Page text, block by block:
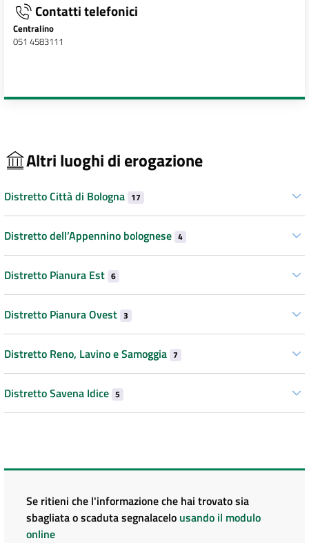
Contatti telefonici
Centralino
051 4583111
Altri luoghi di erogazione
Distretto Città di Bologna 17
Distretto dell’Appennino bolognese 4
Distretto Pianura Est 6
Distretto Pianura Ovest 3
Distretto Reno, Lavino e Samoggia 7
Distretto Savena Idice 5
Se ritieni che l'informazione che hai trovato sia
sbagliata o scaduta segnalacelo usando il modulo
online